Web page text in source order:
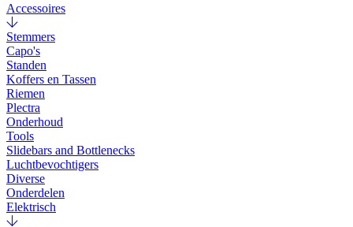
Accessoires
Stemmers
Capo's
Standen
Koffers en Tassen
Riemen
Plectra
Onderhoud
Tools
Slidebars and Bottlenecks
Luchtbevochtigers
Diverse
Onderdelen
Elektrisch